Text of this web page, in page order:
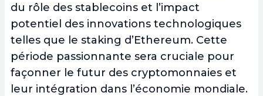
du rôle des stablecoins et l’impact
potentiel des innovations technologiques
telles que le staking d’Ethereum. Cette
période passionnante sera cruciale pour
façonner le futur des cryptomonnaies et
leur intégration dans l’économie mondiale.